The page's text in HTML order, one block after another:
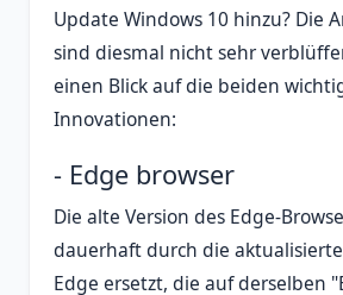
Update Windows 10 hinzu? Die
sind diesmal nicht sehr
einen Blick auf die beiden
Innovationen:
- Edge browser
Die alte Version des Edge-
dauerhaft durch die
Edge ersetzt, die auf derselben